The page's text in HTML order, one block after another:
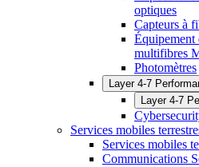
optiques
Capteurs à
Équipement
multifibres
Photomètres
Layer 4-7
Layer 4-7
Services mobiles
Services mobiles
Communications